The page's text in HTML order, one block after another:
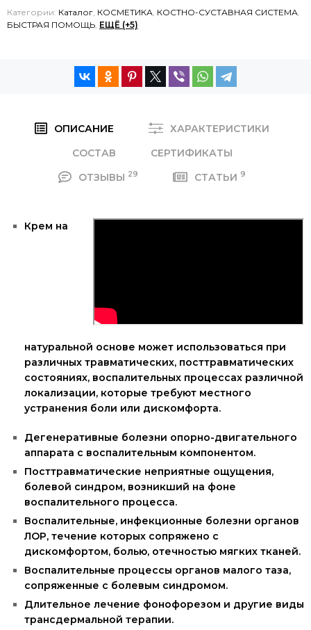
Категории: Каталог КОСМЕТИКА КОСТНО-СУСТАВНАЯ СИСТЕМА
БЫСТРАЯ ПОМОЩЬ ЕЩЁ (+5)
ОПИСАНИЕ
ХАРАКТЕРИСТИКИ
СОСТАВ
СЕРТИФИКАТЫ
ОТЗЫВЫ 29 СТАТЬИ 9
Крем на
натуральной основе может использоваться при
различных травматических, посттравматических
состояниях, воспалительных процессах различной
локализации, которые требуют местного
устранения боли или дискомфорта.
Дегенеративные болезни опорно-двигательного
аппарата с воспалительным компонентом.
Посттравматические неприятные ощущения,
болевой синдром, возникший на фоне
воспалительного процесса.
Воспалительные, инфекционные болезни органов
ЛОР, течение которых сопряжено с
дискомфортом, болью, отечностью мягких тканей.
Воспалительные процессы органов малого таза,
сопряженные с болевым синдромом.
Длительное лечение фонофорезом и другие виды
трансдермальной терапии.